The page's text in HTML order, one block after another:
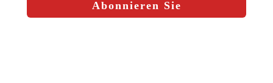
Abonnieren Sie